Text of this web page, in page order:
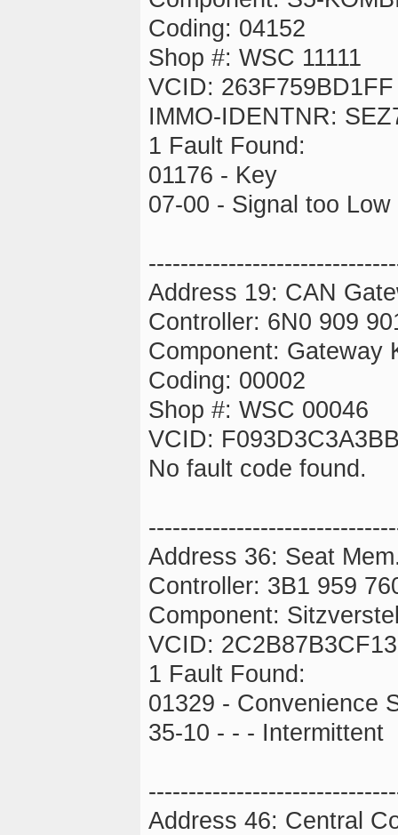
Coding: 04152
Shop #: WSC 11111
VCID: 263F759BD1FF
IMMO-IDENTNR:
1 Fault Found:
01176 - Key
07-00 - Signal too Low
Address 19: CAN
Controller: 6N0 909
Component: Gateway
Coding: 00002
Shop #: WSC 00046
VCID:
No fault code found.
Address 36: Seat
Controller: 3B1 959
Component:
VCID: 2C2B87B3CF13
1 Fault Found:
01329 - Convenience
35-10 - - - Intermittent
Address 46: Central